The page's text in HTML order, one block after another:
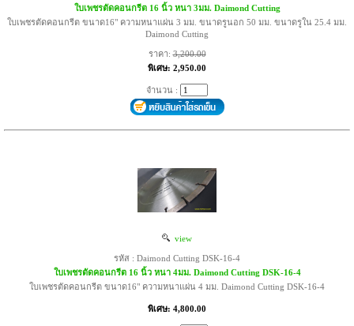
ใบเพชรตัดคอนกรีต 16 นิ้ว หนา 3มม. Daimond Cutting
ใบเพชรตัดคอนกรีต ขนาด16" ความหนาแผ่น 3 มม. ขนาดรูนอก 50 มม. ขนาดรูใน 25.4 มม.
Daimond Cutting
ราคา:3,200.00
พิเศษ: 2,950.00
จำนวน :
view
รหัส : Daimond Cutting DSK-16-4
ใบเพชรตัดคอนกรีต 16 นิ้ว หนา 4มม. Daimond Cutting DSK-16-4
ใบเพชรตัดคอนกรีต ขนาด16" ความหนาแผ่น 4 มม. Daimond Cutting DSK-16-4
พิเศษ: 4,800.00